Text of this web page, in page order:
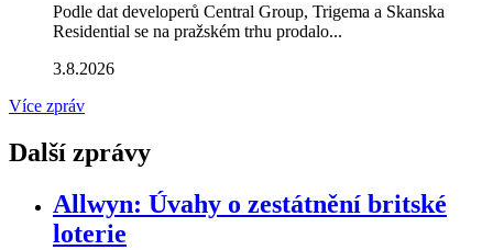
Podle dat developerů Central Group, Trigema a Skanska
Residential se na pražském trhu prodalo...
3.8.2026
Více zpráv
Další zprávy
Allwyn: Úvahy o zestátnění britské
loterie